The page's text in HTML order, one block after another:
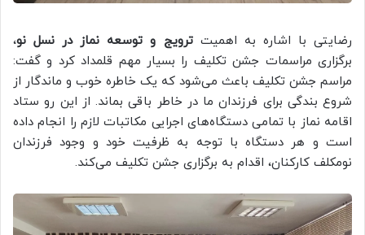
رضایتی با اشاره به اهمیتترویج و توسعه نماز در نسل نو،
برگزاری مراسمات جشن تکلیف را بسیار مهم قلمداد کرد و گفت:
مراسم جشن تکلیف باعث می‌شود که یک خاطره خوب و ماندگار از
شروع بندگی برای فرزندان ما در خاطر باقی بماند. از این رو ستاد
اقامه نماز با تمامی دستگاه‌های اجرایی مکاتبات لازم را انجام داده
است و هر دستگاه با توجه به ظرفیت خود و وجود فرزندان
نومکلف کارکنان، اقدام به برگزاری جشن تکلیف می‌کند.